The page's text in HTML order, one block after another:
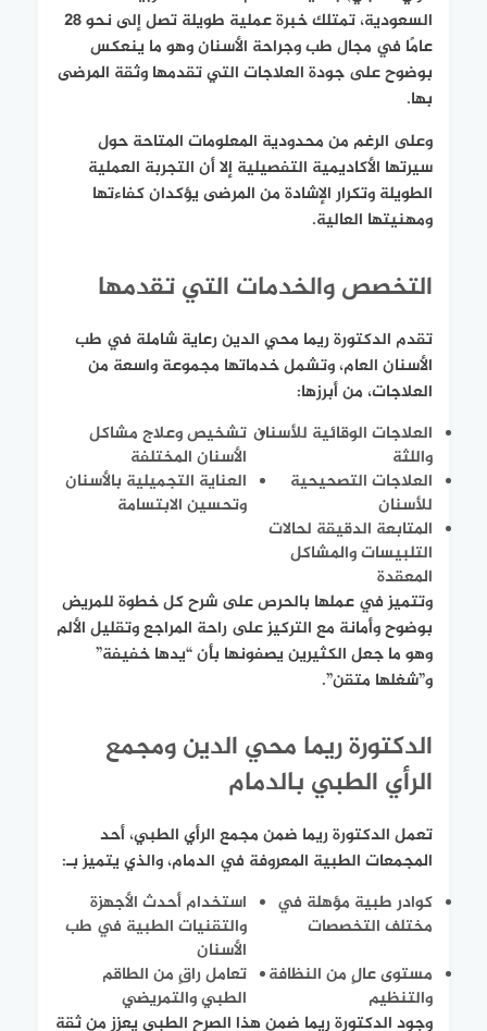
السعودية، تمتلك خبرة عملية طويلة تصل إلى نحو 28
عامًا في مجال طب وجراحة الأسنان وهو ما ينعكس
بوضوح على جودة العلاجات التي تقدمها وثقة المرضى
بها.
وعلى الرغم من محدودية المعلومات المتاحة حول
سيرتها الأكاديمية التفصيلية إلا أن التجربة العملية
الطويلة وتكرار الإشادة من المرضى يؤكدان كفاءتها
ومهنيتها العالية.
التخصص والخدمات التي تقدمها
تقدم الدكتورة ريما محي الدين رعاية شاملة في طب
الأسنان العام، وتشمل خدماتها مجموعة واسعة من
العلاجات، من أبرزها:
العلاجات الوقائية للأسنان
واللثة
تشخيص وعلاج مشاكل
الأسنان المختلفة
العلاجات التصحيحية
للأسنان
العناية التجميلية بالأسنان
وتحسين الابتسامة
المتابعة الدقيقة لحالات
التلبيسات والمشاكل
المعقدة
وتتميز في عملها بالحرص على شرح كل خطوة للمريض
بوضوح وأمانة مع التركيز على راحة المراجع وتقليل الألم
وهو ما جعل الكثيرين يصفونها بأن “يدها خفيفة”
و”شغلها متقن”.
الدكتورة ريما محي الدين ومجمع
الرأي الطبي بالدمام
تعمل الدكتورة ريما ضمن مجمع الرأي الطبي، أحد
المجمعات الطبية المعروفة في الدمام، والذي يتميز بـ:
كوادر طبية مؤهلة في
مختلف التخصصات
استخدام أحدث الأجهزة
والتقنيات الطبية في طب
الأسنان
مستوى عالٍ من النظافة
والتنظيم
تعامل راقٍ من الطاقم
الطبي والتمريضي
وجود الدكتورة ريما ضمن هذا الصرح الطبي يعزز من ثقة